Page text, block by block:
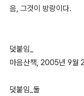
음, 그것이 방랑이다.
덧붙임_
마음산책, 2005년 9월
덧붙임_둘